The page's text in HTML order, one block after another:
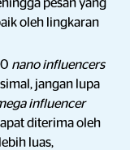
pesan yang
oleh lingkaran
nano influencers
jangan lupa
influencer
diterima oleh
luas,